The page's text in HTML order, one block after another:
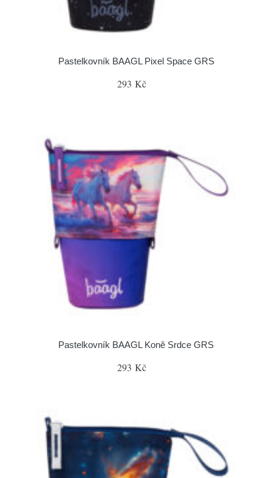
Pastelkovník BAAGL Pixel Space GRS
293 Kč
Pastelkovník BAAGL Koně Srdce GRS
293 Kč